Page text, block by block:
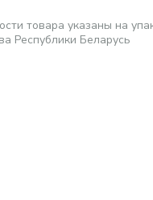
товара указаны на
Республики Беларусь